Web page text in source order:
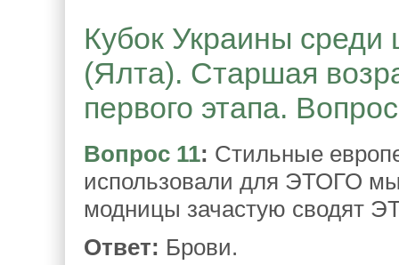
Кубок Украины среди
(Ялта). Старшая
первого этапа.
Вопрос 11: Стильные
использовали для ЭТОГО
модницы зачастую сводят
Ответ: Брови.